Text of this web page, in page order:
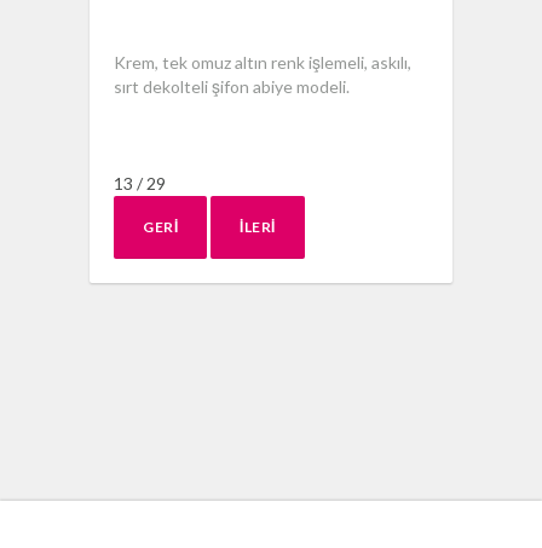
Krem, tek omuz altın renk işlemeli, askılı,
sırt dekolteli şifon abiye modeli.
13 / 29